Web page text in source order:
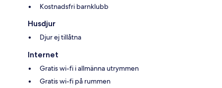
Kostnadsfri barnklubb
Husdjur
Djur ej tillåtna
Internet
Gratis wi-fi i allmänna utrymmen
Gratis wi-fi på rummen